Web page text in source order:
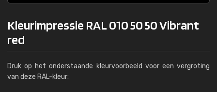
Kleurimpressie RAL 010 50 50 Vibrant
red
Druk op het onderstaande kleurvoorbeeld voor een vergroting
van deze RAL-kleur: